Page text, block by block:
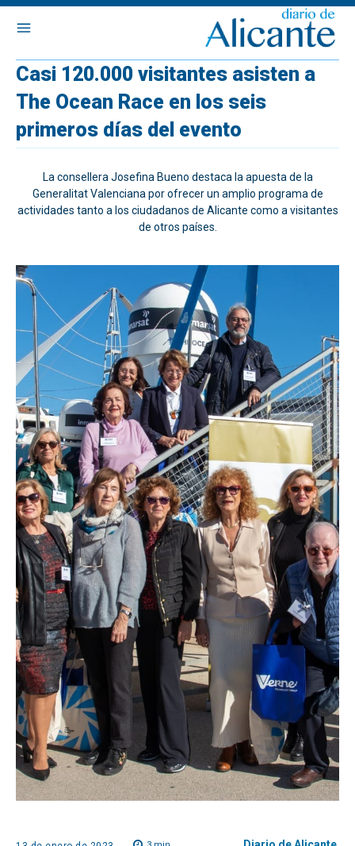
Casi 120.000 visitantes asisten a
The Ocean Race en los seis
primeros días del evento
La consellera Josefina Bueno destaca la apuesta de la
Generalitat Valenciana por ofrecer un amplio programa de
actividades tanto a los ciudadanos de Alicante como a visitantes
de otros países.